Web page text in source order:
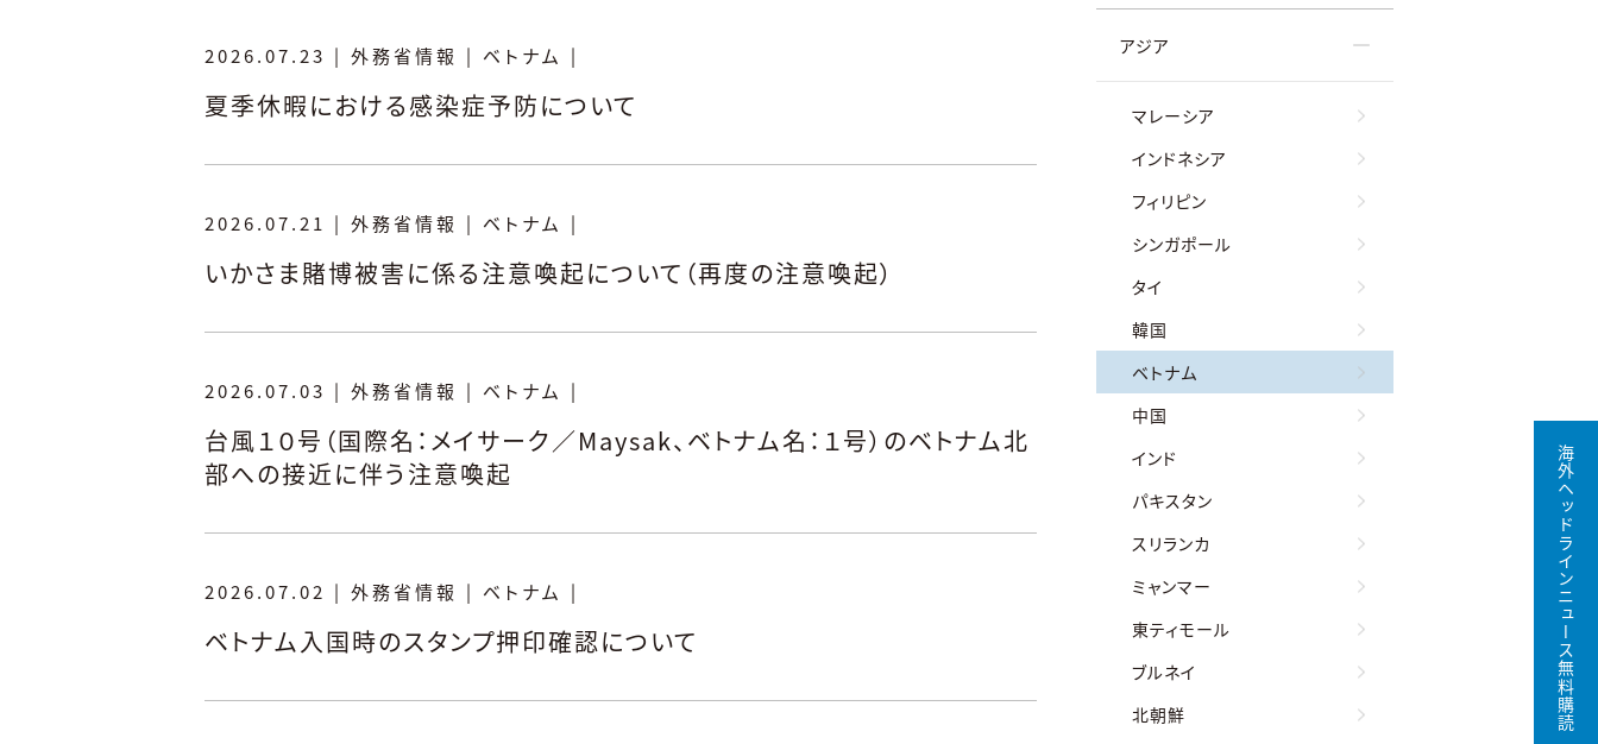
海外ヘッドラインニュース無料購読
2026.07.23 | 外務省情報 | ベトナム |
夏季休暇における感染症予防について
2026.07.21 | 外務省情報 | ベトナム |
いかさま賭博被害に係る注意喚起について（再度の注意喚起）
2026.07.03 | 外務省情報 | ベトナム |
台風１０号（国際名：メイサーク／Maysak、ベトナム名：１号）のベトナム北
部への接近に伴う注意喚起
2026.07.02 | 外務省情報 | ベトナム |
ベトナム入国時のスタンプ押印確認について
アジア
マレーシア
インドネシア
フィリピン
シンガポール
タイ
韓国
ベトナム
中国
インド
パキスタン
スリランカ
ミャンマー
東ティモール
ブルネイ
北朝鮮